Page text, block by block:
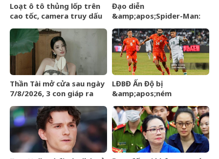
Loạt ô tô thủng lốp trên
cao tốc, camera truy dấu
&amp;apos;thủ
phạm&amp;apos;
Đạo diễn
&amp;apos;Spider-Man:
Day&amp;apos; lên tiếng
về tin đồn liên quan đến
Thành Long
Thần Tài mở cửa sau ngày
7/8/2026, 3 con giáp ra
mỏi tay đếm tiền
LĐBĐ Ấn Độ bị
&amp;apos;ném
mang đội hình B dự giải Vô
địch ĐNÁ của FIFA